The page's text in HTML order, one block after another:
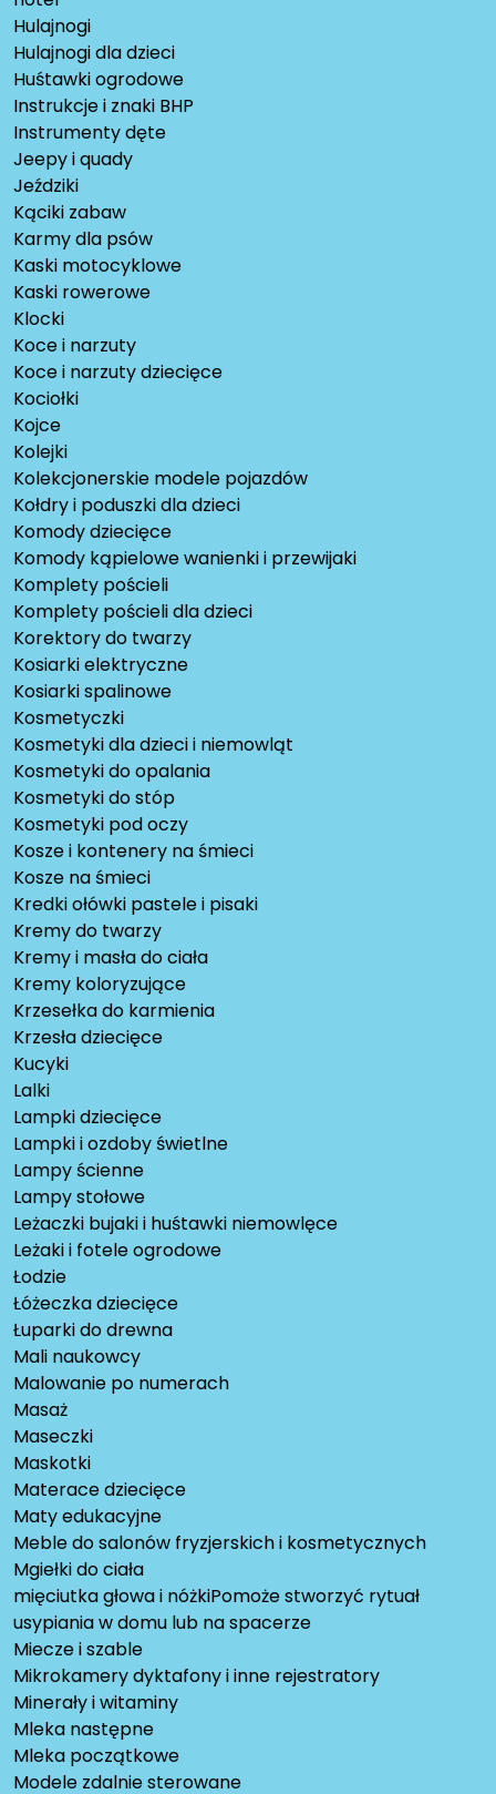
Hulajnogi
Hulajnogi dla dzieci
Huśtawki ogrodowe
Instrukcje i znaki BHP
Instrumenty dęte
Jeepy i quady
Jeździki
Kąciki zabaw
Karmy dla psów
Kaski motocyklowe
Kaski rowerowe
Klocki
Koce i narzuty
Koce i narzuty dziecięce
Kociołki
Kojce
Kolejki
Kolekcjonerskie modele pojazdów
Kołdry i poduszki dla dzieci
Komody dziecięce
Komody kąpielowe wanienki i przewijaki
Komplety pościeli
Komplety pościeli dla dzieci
Korektory do twarzy
Kosiarki elektryczne
Kosiarki spalinowe
Kosmetyczki
Kosmetyki dla dzieci i niemowląt
Kosmetyki do opalania
Kosmetyki do stóp
Kosmetyki pod oczy
Kosze i kontenery na śmieci
Kosze na śmieci
Kredki ołówki pastele i pisaki
Kremy do twarzy
Kremy i masła do ciała
Kremy koloryzujące
Krzesełka do karmienia
Krzesła dziecięce
Kucyki
Lalki
Lampki dziecięce
Lampki i ozdoby świetlne
Lampy ścienne
Lampy stołowe
Leżaczki bujaki i huśtawki niemowlęce
Leżaki i fotele ogrodowe
Łodzie
Łóżeczka dziecięce
Łuparki do drewna
Mali naukowcy
Malowanie po numerach
Masaż
Maseczki
Maskotki
Materace dziecięce
Maty edukacyjne
Meble do salonów fryzjerskich i kosmetycznych
Mgiełki do ciała
mięciutka głowa i nóżkiPomoże stworzyć rytuał
usypiania w domu lub na spacerze
Miecze i szable
Mikrokamery dyktafony i inne rejestratory
Minerały i witaminy
Mleka następne
Mleka początkowe
Modele zdalnie sterowane